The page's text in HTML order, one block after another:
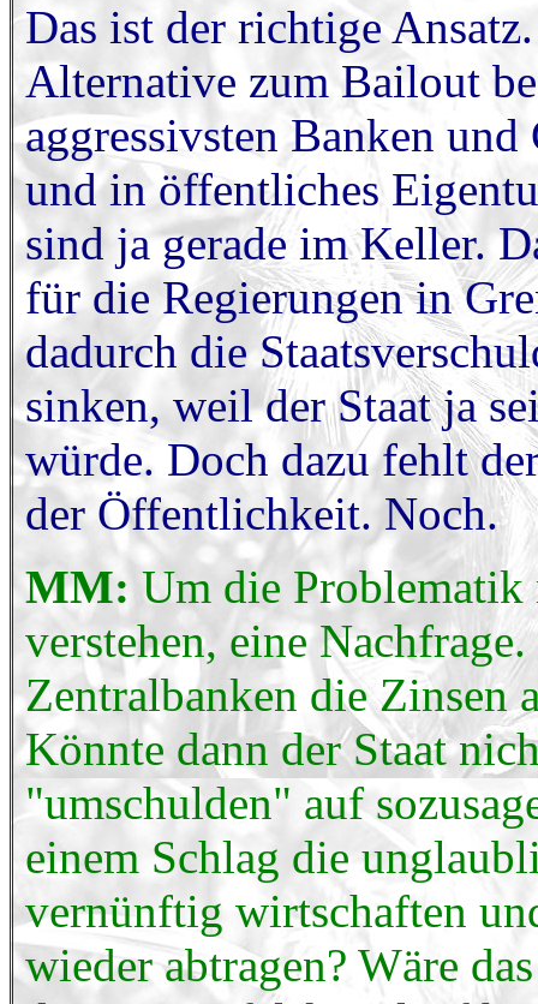
Das ist der richtige
Alternative zum Bailout
aggressivsten Banken
und in öffentliches
sind ja gerade im Keller.
für die Regierungen in
dadurch die
sinken, weil der Staat ja
würde. Doch dazu fehlt
der Öffentlichkeit. Noch.
MM: Um die Problematik
verstehen, eine
Zentralbanken die Zinsen
Könnte dann der Staat
"umschulden" auf
einem Schlag die
vernünftig wirtschaften
wieder abtragen? Wäre